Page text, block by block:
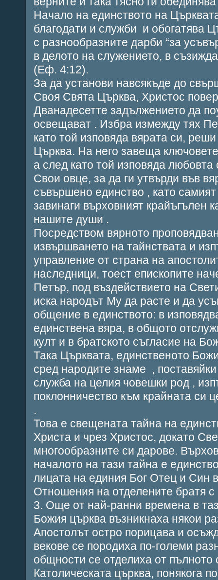
Начало на единството на
благодати и служби и обогатява
с разнообразните дарби “за
в делото на служението, в
(Еф. 4:12).
За да установи навсякъде до
Своя Свята Църква, Христос
Дванадесетте задължението да
освещават . Избра измежду тях
като той изповяда вярата си,
Църква. На него завеща
а след като той изповяда
Свои овце, за да ги утвърди във
съвършено единство , като
завинаги върховният крайъгълен
нашите души .
Посредством вярното
извършването на тайнствата и
управление от страна на
наследници, тоест епископите
Петър, под въздействието на
иска народът Му да расте и да
общение в единството: в
единствена вяра, в общото
култ и в братското съгласие на
Така Църквата, единственото
сред народите знаме ,
служба на целия човешки род ,
поклонничество към крайната си
.
Това е свещената тайна на
Христа и чрез Христос, докато
многообразните си дарове.
началото на тази тайна е
лицата на единия Бог Отец и Син
Отношения на отделените братя с
3. Още от най-ранни времена в
Божия църква възникнаха някои
Апостолът остро порицава и
векове се породиха по-големи
общности се отделиха от
Католическата църква, понякога